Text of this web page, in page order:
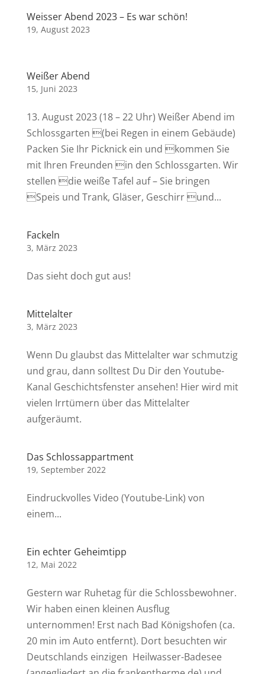
Weisser Abend 2023 – Es war schön!
19, August 2023
Weißer Abend
15, Juni 2023
13. August 2023 (18 – 22 Uhr) Weißer Abend im
Schlossgarten (bei Regen in einem Gebäude)
Packen Sie Ihr Picknick ein und kommen Sie
mit Ihren Freunden in den Schlossgarten. Wir
stellen die weiße Tafel auf – Sie bringen
Speis und Trank, Gläser, Geschirr und...
Fackeln
3, März 2023
Das sieht doch gut aus!
Mittelalter
3, März 2023
Wenn Du glaubst das Mittelalter war schmutzig
und grau, dann solltest Du Dir den Youtube-
Kanal Geschichtsfenster ansehen! Hier wird mit
vielen Irrtümern über das Mittelalter
aufgeräumt.
Das Schlossappartment
19, September 2022
Eindruckvolles Video (Youtube-Link) von
einem...
Ein echter Geheimtipp
12, Mai 2022
Gestern war Ruhetag für die Schlossbewohner.
Wir haben einen kleinen Ausflug
unternommen! Erst nach Bad Königshofen (ca.
20 min im Auto entfernt). Dort besuchten wir
Deutschlands einzigen Heilwasser-Badesee